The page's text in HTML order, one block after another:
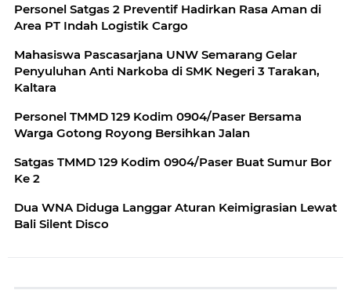
Personel Satgas 2 Preventif Hadirkan Rasa Aman di
Area PT Indah Logistik Cargo
Mahasiswa Pascasarjana UNW Semarang Gelar
Penyuluhan Anti Narkoba di SMK Negeri 3 Tarakan,
Kaltara
Personel TMMD 129 Kodim 0904/Paser Bersama
Warga Gotong Royong Bersihkan Jalan
Satgas TMMD 129 Kodim 0904/Paser Buat Sumur Bor
Ke 2
Dua WNA Diduga Langgar Aturan Keimigrasian Lewat
Bali Silent Disco